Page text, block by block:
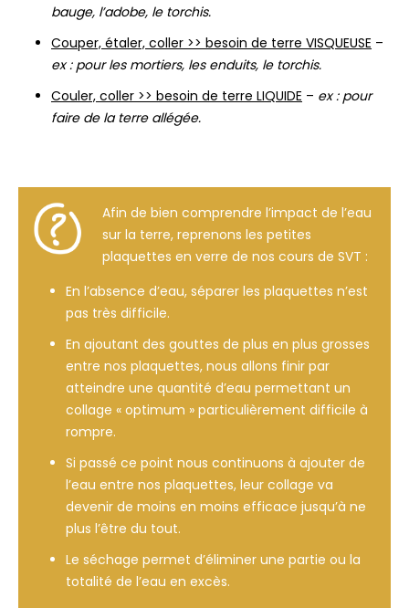
bauge, l’adobe, le torchis.
Couper, étaler, coller >> besoin de terre VISQUEUSE –
ex : pour les mortiers, les enduits, le torchis.
Couler, coller >> besoin de terre LIQUIDE – ex : pour
faire de la terre allégée.
Afin de bien comprendre l’impact de l’eau
sur la terre, reprenons les petites
plaquettes en verre de nos cours de SVT :
En l’absence d’eau, séparer les plaquettes n’est
pas très difficile.
En ajoutant des gouttes de plus en plus grosses
entre nos plaquettes, nous allons finir par
atteindre une quantité d’eau permettant un
collage « optimum » particulièrement difficile à
rompre.
Si passé ce point nous continuons à ajouter de
l’eau entre nos plaquettes, leur collage va
devenir de moins en moins efficace jusqu’à ne
plus l’être du tout.
Le séchage permet d’éliminer une partie ou la
totalité de l’eau en excès.